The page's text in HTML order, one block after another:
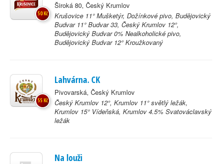
Široká 80, Český Krumlov
Krušovice 11° Mušketýr, Dožínkové pivo, Budějovický
Budvar 11° Budvar 33, Český Krumlov 12°,
Budějovický Budvar 0% Nealkoholické pivo,
Budějovický Budvar 12° Kroužkovaný
50 Kč
Lahvárna. CK
Pivovarská, Český Krumlov
Český Krumlov 12°, Krumlov 11° světlý ležák,
Krumlov 15° Vídeňská, Krumlov 4.5% Svatováclavský
ležák
55 Kč
Na louži